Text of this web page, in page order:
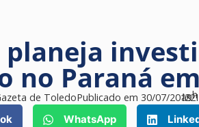
planeja
no Paraná
de ToledoPublicado em 30/07/2019
àsh
22
WhatsApp